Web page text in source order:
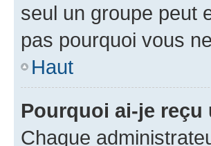
seul un groupe peut
pas pourquoi vous
Haut
Pourquoi ai-je
Chaque